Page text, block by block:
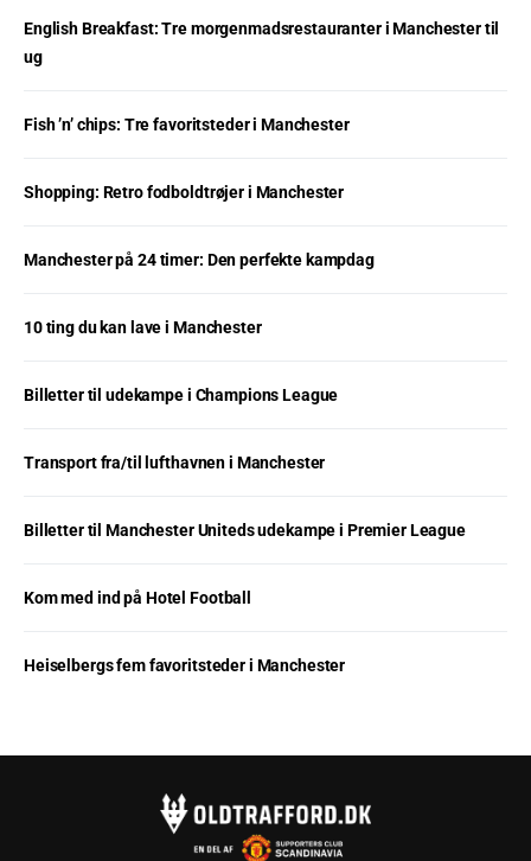
English Breakfast: Tre morgenmadsrestauranter i Manchester til
ug
Fish ’n’ chips: Tre favoritsteder i Manchester
Shopping: Retro fodboldtrøjer i Manchester
Manchester på 24 timer: Den perfekte kampdag
10 ting du kan lave i Manchester
Billetter til udekampe i Champions League
Transport fra/til lufthavnen i Manchester
Billetter til Manchester Uniteds udekampe i Premier League
Kom med ind på Hotel Football
Heiselbergs fem favoritsteder i Manchester